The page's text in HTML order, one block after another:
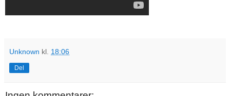
Unknown kl. 18:06
Del